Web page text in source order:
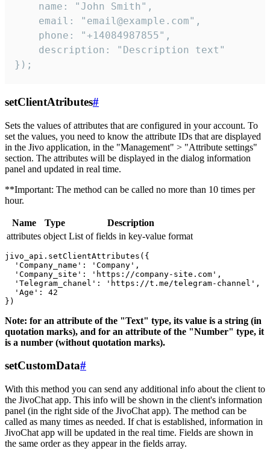
    name: "John Smith",
    email: "email@example.com",
    phone: "+14084987855",
    description: "Description text"
});
setClientAtributes#
Sets the values ​​of attributes that are configured in your account. To
set the values, you need to know the attribute IDs that are displayed
in the Jivo application, in the "Management" > "Attribute settings"
section. The attributes will be displayed in the dialog information
panel and updated in real time.
**Important: The method can be called no more than 10 times per
hour.
Name Type
Description
attributes object List of fields in key-value format
jivo_api.setClientAttributes({
  'Company_name': 'Company',
  'Company_site': 'https://company-site.com',
  'Telegram_chanel': 'https://t.me/telegram-channel',
  'Age': 42
Note: for an attribute of the "Text" type, its value is a string (in
quotation marks), and for an attribute of the "Number" type, it
is a number (without quotation marks).
setCustomData#
With this method you can send any additional info about the client to
the JivoChat app. This info will be shown in the client's information
panel (in the right side of the JivoChat app). The method can be
called as many times as needed. If chat is established, information in
JivoChat app will be updated in the real time. Fields are shown in
the same order as they appear in the fields array.